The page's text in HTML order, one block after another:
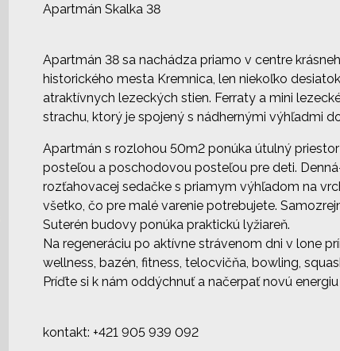
Apartmán Skalka 38
Apartmán 38 sa nachádza priamo v centre
historického mesta Kremnica, len niekoľko
atraktívnych lezeckých stien. Ferraty a mini
strachu, ktorý je spojený s nádhernými výhľadmi
Apartmán s rozlohou 50m2 ponúka útulný
posteľou a poschodovou posteľou pre deti.
rozťahovacej sedačke s priamym výhľadom na
všetko, čo pre malé varenie potrebujete.
Suterén budovy ponúka praktickú lyžiareň.
Na regeneráciu po aktívne strávenom dni v lone
wellness, bazén, fitness, telocvičňa, bowling,
Príďte si k nám oddýchnuť a načerpať novú
kontakt: +421 905 939 092